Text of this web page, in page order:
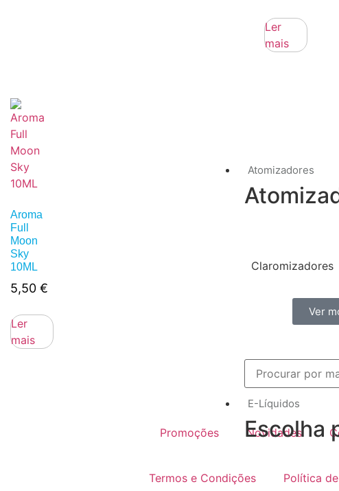
Atomizadores
Claromizadores
Ver
E-Líquidos
Escolha
Ler
mais
Aroma
Full
Moon
Sky
10ML
5,50 €
Ler
mais
Promoções Novidades
Termos e Condições Política